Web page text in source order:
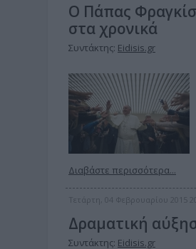
Ο Πάπας
στα χρονικά
Συντάκτης: Eidisis.gr
Διαβάστε περισσότερα...
Τετάρτη, 04 Φεβρουαρίου 2015
Δραματική
Συντάκτης: Eidisis.gr